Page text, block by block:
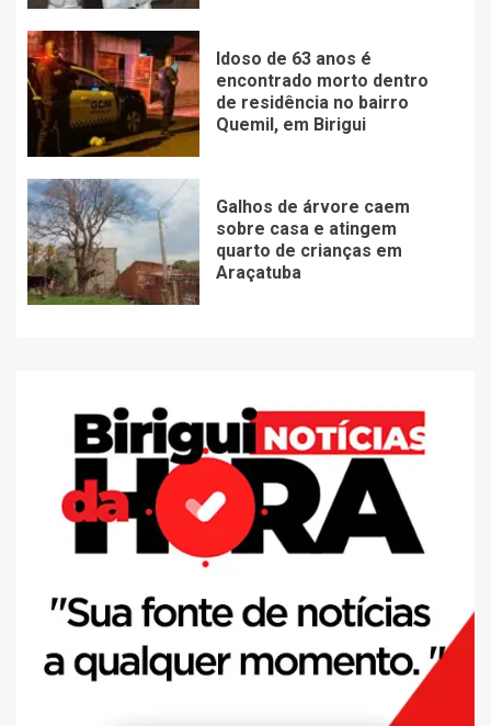
Idoso de 63 anos é
encontrado morto dentro
de residência no bairro
Quemil, em Birigui
Galhos de árvore caem
sobre casa e atingem
quarto de crianças em
Araçatuba